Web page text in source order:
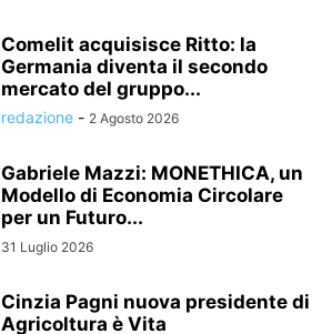
Comelit acquisisce Ritto: la
Germania diventa il secondo
mercato del gruppo...
redazione - 2 Agosto 2026
Gabriele Mazzi: MONETHICA, un
Modello di Economia Circolare
per un Futuro...
31 Luglio 2026
Cinzia Pagni nuova presidente di
Agricoltura è Vita